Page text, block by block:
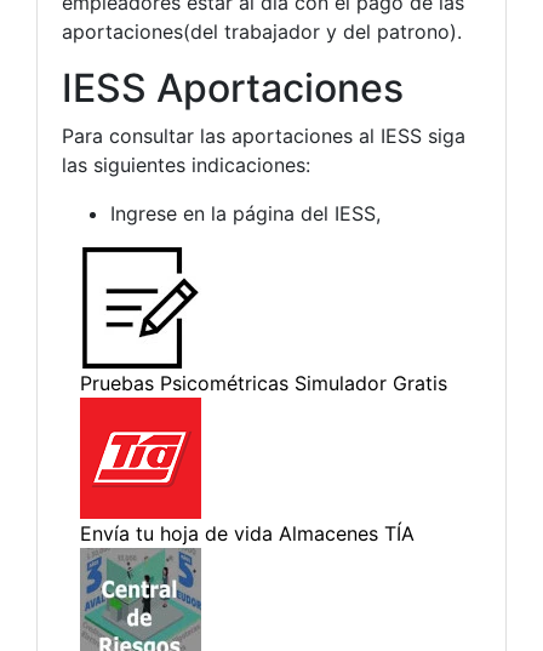
aportaciones(del trabajador y del patrono).
IESS Aportaciones
Para consultar las aportaciones al IESS siga
las siguientes indicaciones:
Ingrese en la página del IESS,